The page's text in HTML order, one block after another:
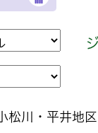
松川・平井地区